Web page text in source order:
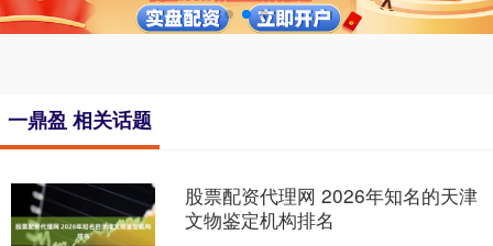
一鼎盈 相关话题
股票配资代理网 2026年知名的天津
文物鉴定机构排名